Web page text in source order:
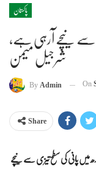
پاکستان
سے نیچے آرہی ہے،
شرجیل میمن
ByAdmin On
Share
پانی کی سطح تیزی سے نیچے